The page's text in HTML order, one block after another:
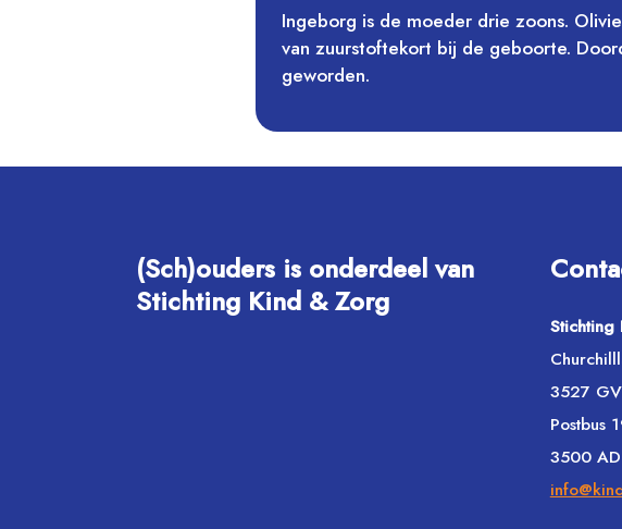
Ingeborg is de moeder drie zoons.
van zuurstoftekort bij de geboorte.
geworden.
(Sch)ouders is onderdeel van
Stichting Kind & Zorg
3527
Postbus
3500